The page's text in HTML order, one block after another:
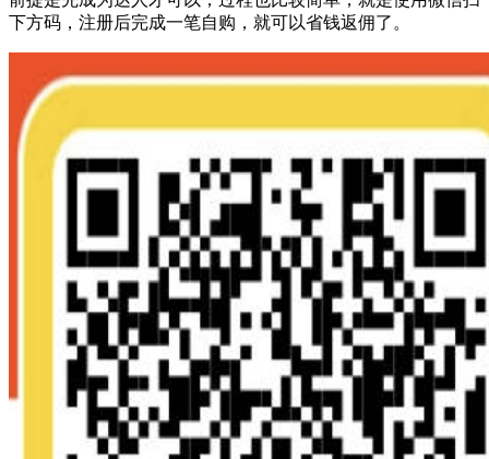
下方码，注册后完成一笔自购，就可以省钱返佣了。